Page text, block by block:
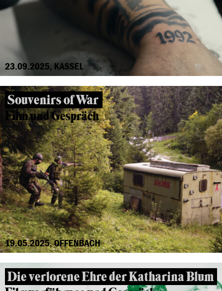
23.09.2025, KASSEL
Souvenirs of War
Film und Gespräch
19.05.2025, OFFENBACH
Die verlorene Ehre der Katharina Blum